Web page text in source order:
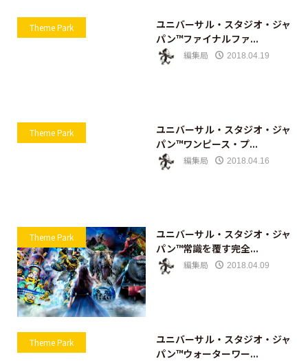
Theme Park
ユニバーサル・スタジオ・ジャ
パン™ファイナルファ...
編集局 2018.04.19
Theme Park
ユニバーサル・スタジオ・ジャ
パン™ワンピース・プ...
編集局 2018.04.16
Theme Park
ユニバーサル・スタジオ・ジャ
パン™常識を覆す完全...
編集局 2018.04.09
Theme Park
ユニバーサル・スタジオ・ジャ
パン™ウォーターワー...